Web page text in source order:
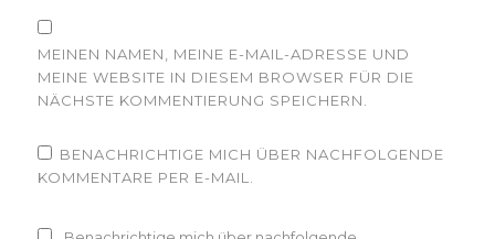
MEINEN NAMEN, MEINE E-MAIL-ADRESSE UND
MEINE WEBSITE IN DIESEM BROWSER FÜR DIE
NÄCHSTE KOMMENTIERUNG SPEICHERN.
BENACHRICHTIGE MICH ÜBER NACHFOLGENDE
KOMMENTARE PER E-MAIL.